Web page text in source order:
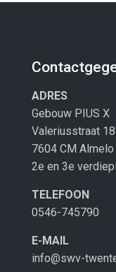
ADRES
Gebouw PIUS X
Valeriusstraat
7604 CM Almelo
2e en 3e
TELEFOON
0546-745790
E-MAIL
info@swv-